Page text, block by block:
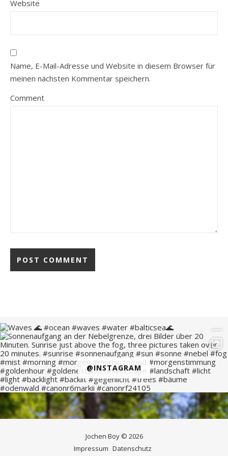
Website
Name, E-Mail-Adresse und Website in diesem Browser für
meinen nächsten Kommentar speichern.
Comment
@INSTAGRAM
Jochen Boy © 2026
Impressum Datenschutz